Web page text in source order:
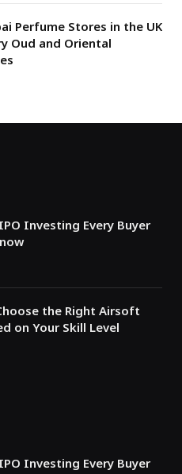
Perfume Stores in the UK
Oud and Oriental
Investing Every Buyer
the Right Airsoft
on Your Skill Level
Investing Every Buyer